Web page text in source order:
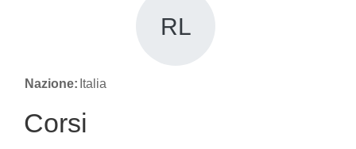
RL
Nazione: Italia
Corsi